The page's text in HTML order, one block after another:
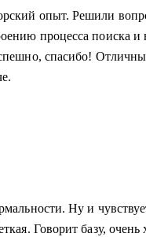
опыт. Решили
процесса поиска
спасибо!
Ну и
Говорит базу, очень